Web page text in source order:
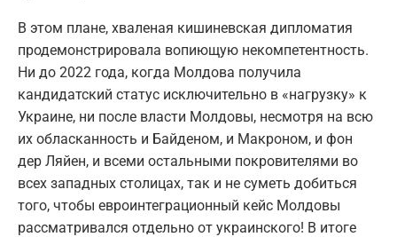
В этом плане, хваленая кишиневская дипломатия
продемонстрировала вопиющую некомпетентность.
Ни до 2022 года, когда Молдова получила
кандидатский статус исключительно в «нагрузку» к
Украине, ни после власти Молдовы, несмотря на всю
их обласканность и Байденом, и Макроном, и фон
дер Ляйен, и всеми остальными покровителями во
всех западных столицах, так и не суметь добиться
того, чтобы евроинтеграционный кейс Молдовы
рассматривался отдельно от украинского! В итоге